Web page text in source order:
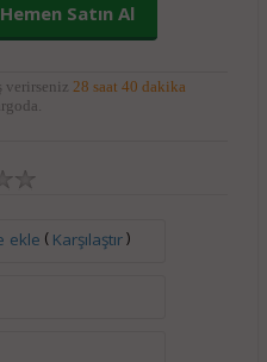
Hemen Satın Al
verirseniz 28 saat 40 dakika
ekle ( Karşılaştır)